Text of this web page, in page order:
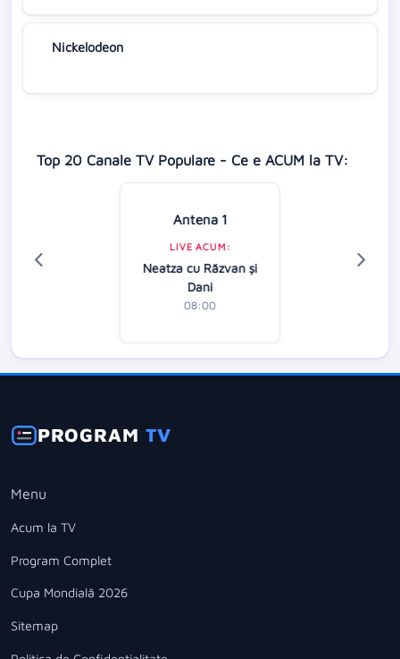
Nickelodeon
Top 20 Canale TV Populare - Ce e ACUM la TV:
Antena 1
LIVE ACUM:
Neatza cu Răzvan şi
Dani
08:00
PROGRAMTV
Menu
Acum la TV
Program Complet
Cupa Mondială 2026
Sitemap